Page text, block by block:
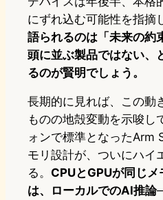
にずれ込む可能性を指摘
語られるのは「未来の約
頭に並ぶ製品ではない、
るのが賢明でしょう。
長期的に見れば、この動
ものの地殻変動を示唆し
ォンで標準となったArm
モリ設計が、ついにハイ
る。 CPUとGPUが同じ
は、ローカルでのAI推